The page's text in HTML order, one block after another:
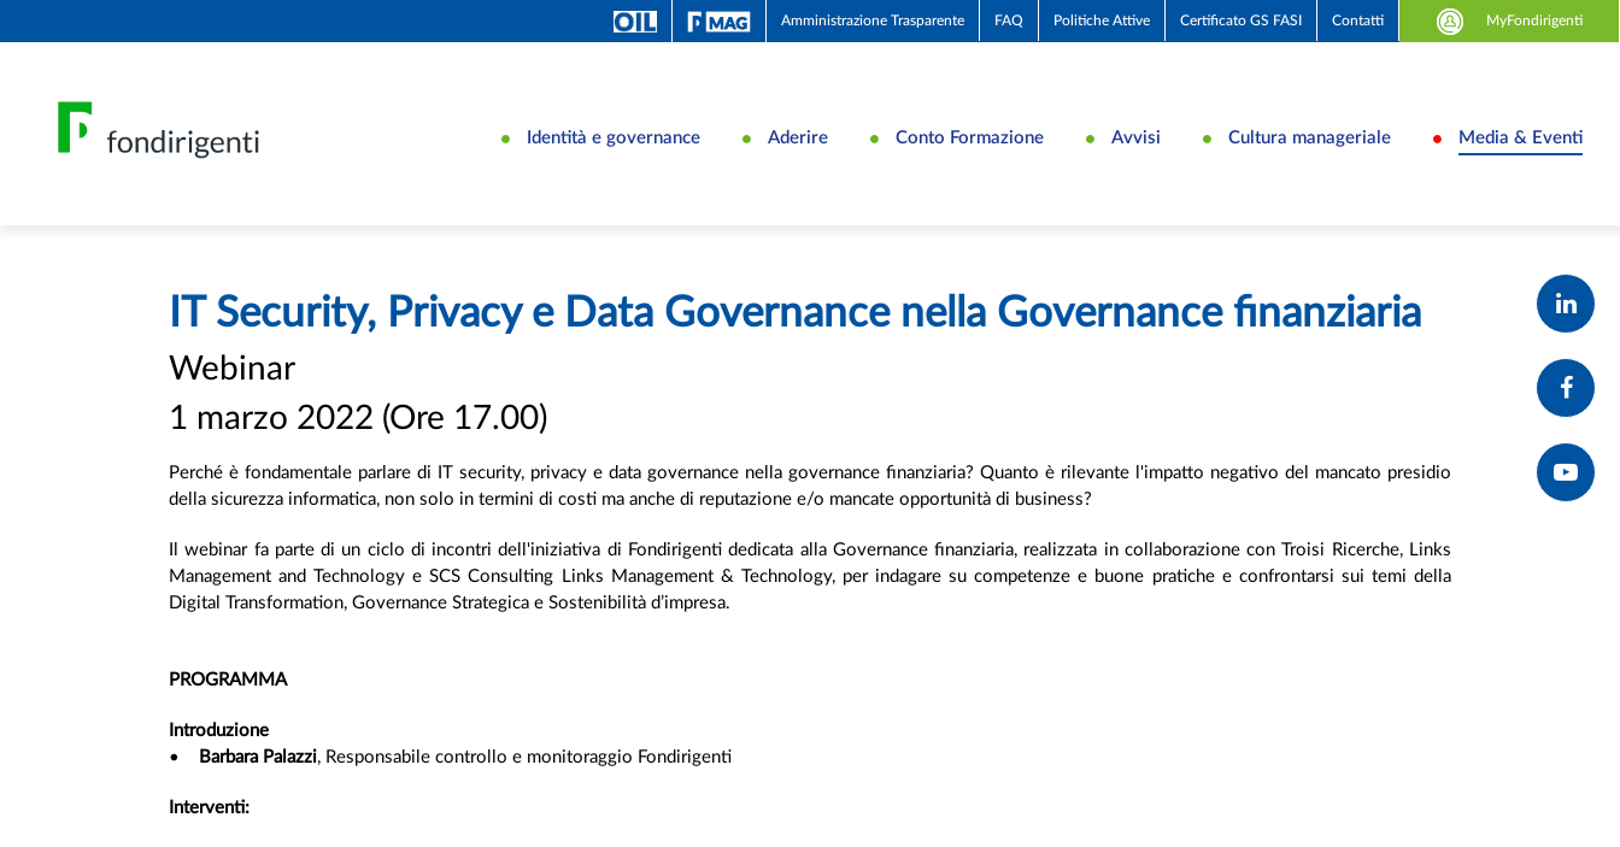
Amministrazione Trasparente FAQ Politiche Attive Certificato GS FASI Contatti MyFondirigenti
Identità e governance Aderire Conto Formazione Avvisi Cultura manageriale Media & Eventi
IT Security, Privacy e Data Governance nella Governance finanziaria
Webinar
1 marzo 2022 (Ore 17.00)
Perché è fondamentale parlare di IT security, privacy e data governance nella governance finanziaria? Quanto è rilevante l'impatto negativo del mancato presidio
della sicurezza informatica, non solo in termini di costi ma anche di reputazione e/o mancate opportunità di business?
Il webinar fa parte di un ciclo di incontri dell'iniziativa di Fondirigenti dedicata alla Governance finanziaria, realizzata in collaborazione con Troisi Ricerche, Links
Management and Technology e SCS Consulting Links Management & Technology, per indagare su competenze e buone pratiche e confrontarsi sui temi della
Digital Transformation, Governance Strategica e Sostenibilità d’impresa.
PROGRAMMA
Introduzione
•
Barbara Palazzi, Responsabile controllo e monitoraggio Fondirigenti
Interventi: